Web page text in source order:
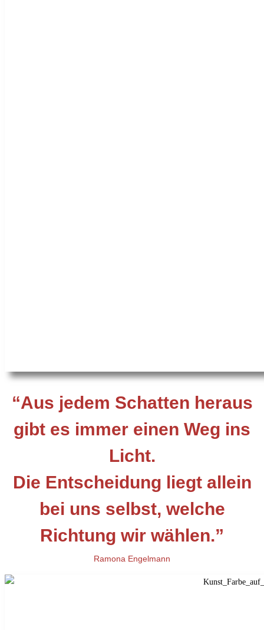
“Aus jedem Schatten heraus
gibt es immer einen Weg ins
Licht.
Die Entscheidung liegt allein
bei uns selbst, welche
Richtung wir wählen.”
Ramona Engelmann